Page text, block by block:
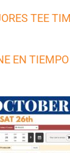
TEE
EN